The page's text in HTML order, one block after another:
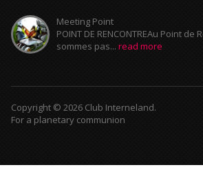
Meeting Point
POINT DE RENCONTREAu Point
sommes pas... read more
Copyright © 2026 Club Interneland.
For a planetary communion